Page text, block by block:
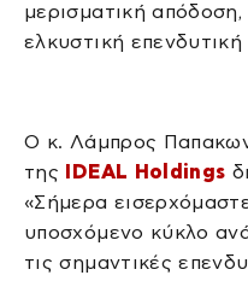
μερισματική
ελκυστική
Ο κ. Λάμπρος
της
IDEAL Holdings
«Σήμερα
υποσχόμενο κύκλο
τις σημαντικές